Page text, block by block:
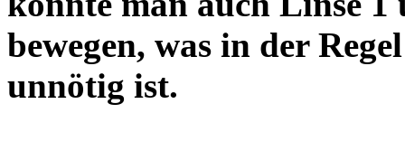
bewegen, was in der Regel
unnötig ist.